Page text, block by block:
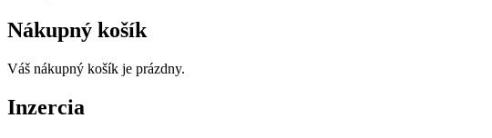
Nákupný košík
Váš nákupný košík je prázdny.
Inzercia